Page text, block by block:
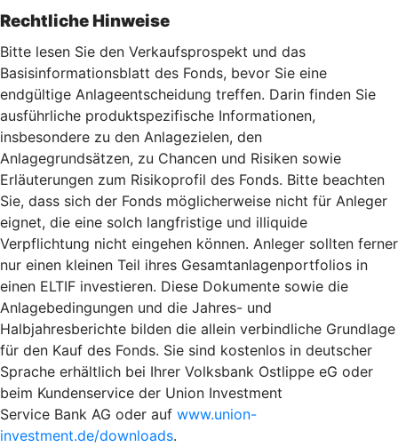
Rechtliche Hinweise
Bitte lesen Sie den Verkaufsprospekt und das
Basisinformationsblatt des Fonds, bevor Sie eine
endgültige Anlageentscheidung treffen. Darin finden Sie
ausführliche produktspezifische Informationen,
insbesondere zu den Anlagezielen, den
Anlagegrundsätzen, zu Chancen und Risiken sowie
Erläuterungen zum Risikoprofil des Fonds. Bitte beachten
Sie, dass sich der Fonds möglicherweise nicht für Anleger
eignet, die eine solch langfristige und illiquide
Verpflichtung nicht eingehen können. Anleger sollten ferner
nur einen kleinen Teil ihres Gesamtanlagenportfolios in
einen ELTIF investieren. Diese Dokumente sowie die
Anlagebedingungen und die Jahres- und
Halbjahresberichte bilden die allein verbindliche Grundlage
für den Kauf des Fonds. Sie sind kostenlos in deutscher
Sprache erhältlich bei Ihrer Volksbank Ostlippe eG oder
beim Kundenservice der Union Investment
Service Bank AG oder auf www.union-
investment.de/downloads.